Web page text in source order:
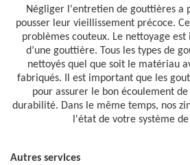
Négliger l'entretien de gouttières a
pousser leur vieillissement précoce.
problèmes couteux. Le nettoyage
d’une gouttière. Tous les types de
nettoyés quel que soit le matériau
fabriqués. Il est important que les
pour assurer le bon écoulement
durabilité. Dans le même temps, nos
l'état de votre système
Autres services